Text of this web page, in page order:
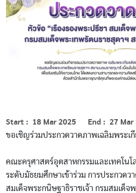
Start 18 Mar 2025 End 27 Mar
ขอเชิญร่วมประกวดวาดภาพเฉลิมพระเกี
คณะครุศาสตร์อุตสาหกรรมและเทคโนโ
ระดับมัธยมศึกษาเข้าร่วม การประกวดว
สมเด็จพระกนิษฐาธิราชเจ้า กรมสมเด็จ